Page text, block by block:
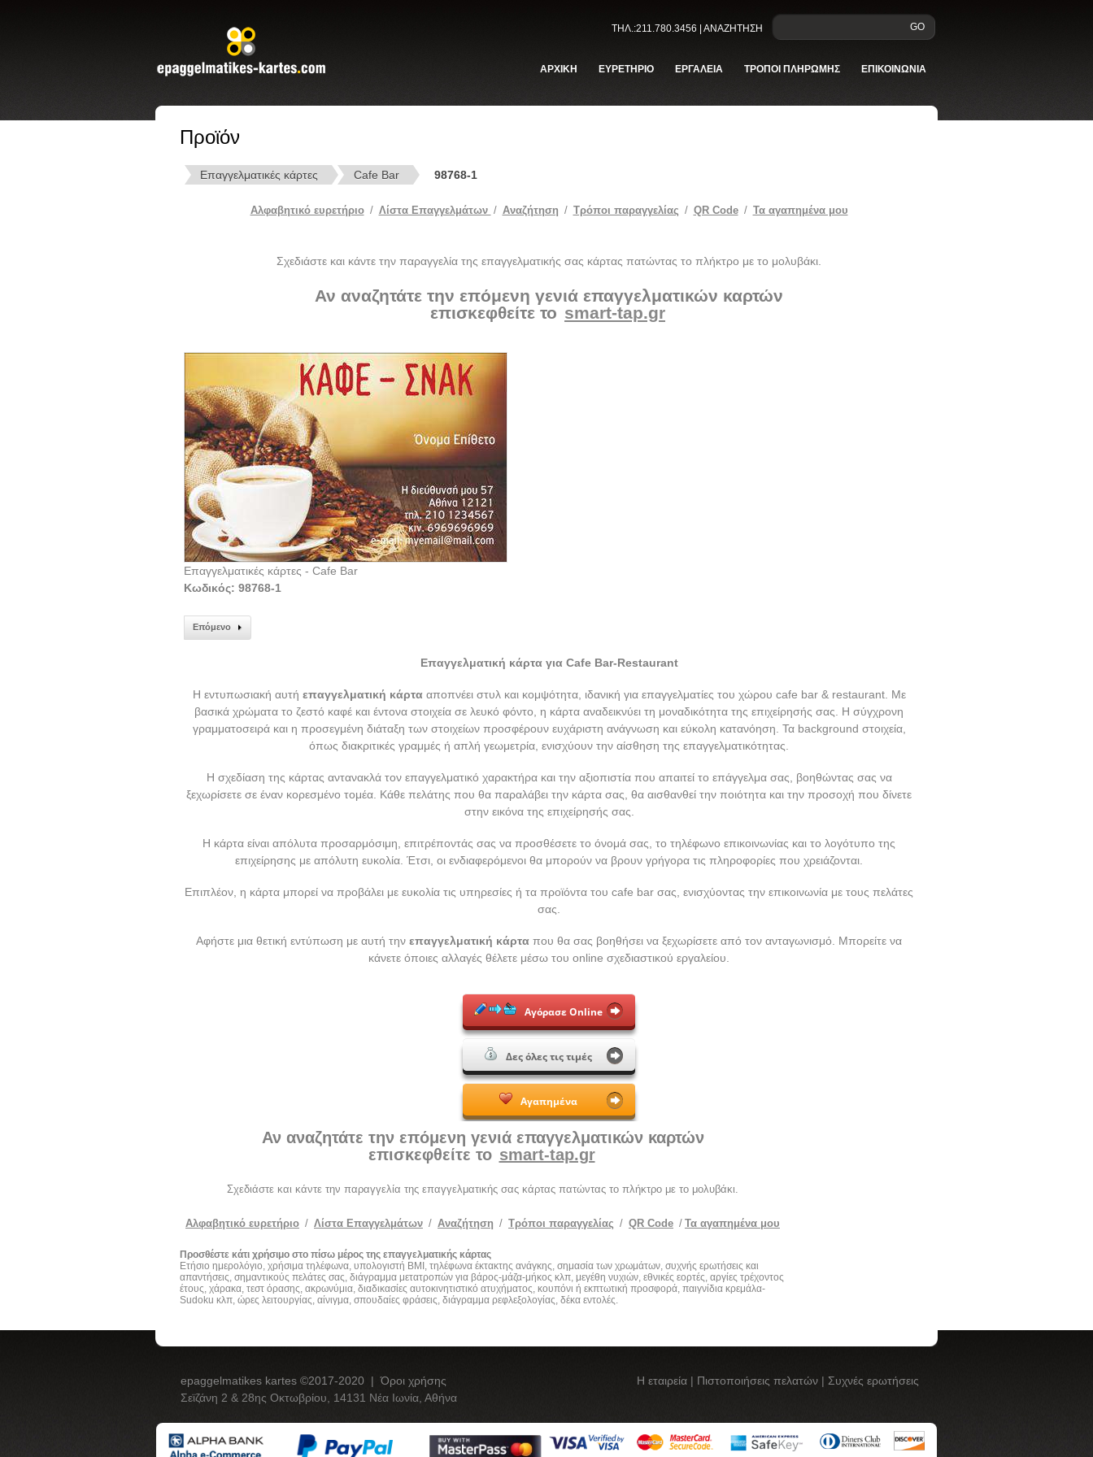
GO
ΤΗΛ.:211.780.3456 | ΑΝΑΖΗΤΗΣΗ
ΑΡΧΙΚΗ ΕΥΡΕΤΗΡΙΟ ΕΡΓΑΛΕΙΑ ΤΡΟΠΟΙ ΠΛΗΡΩΜΗΣ ΕΠΙΚΟΙΝΩΝΙΑ
Προϊόν
Επαγγελματικές κάρτες Cafe Bar 98768-1
Αλφαβητικό ευρετήριο / Λίστα Επαγγελμάτων / Αναζήτηση / Tρόποι παραγγελίας / QR Code / Τα αγαπημένα μου
Σχεδιάστε και κάντε την παραγγελία της επαγγελματικής σας κάρτας πατώντας το πλήκτρο με το μολυβάκι.
Αν αναζητάτε την επόμενη γενιά επαγγελματικών καρτών
επισκεφθείτε το smart-tap.gr
Επαγγελματικές κάρτες - Cafe Bar
Κωδικός: 98768-1
Επόμενο
Επαγγελματική κάρτα για Cafe Bar-Restaurant
Η εντυπωσιακή αυτή επαγγελματική κάρτααποπνέει στυλ και κομψότητα, ιδανική για επαγγελματίες του χώρου cafe bar & restaurant. Με
βασικά χρώματα το ζεστό καφέ και έντονα στοιχεία σε λευκό φόντο, η κάρτα αναδεικνύει τη μοναδικότητα της επιχείρησής σας. Η σύγχρονη
γραμματοσειρά και η προσεγμένη διάταξη των στοιχείων προσφέρουν ευχάριστη ανάγνωση και εύκολη κατανόηση. Τα background στοιχεία,
όπως διακριτικές γραμμές ή απλή γεωμετρία, ενισχύουν την αίσθηση της επαγγελματικότητας.
Η σχεδίαση της κάρτας αντανακλά τον επαγγελματικό χαρακτήρα και την αξιοπιστία που απαιτεί το επάγγελμα σας, βοηθώντας σας να
ξεχωρίσετε σε έναν κορεσμένο τομέα. Κάθε πελάτης που θα παραλάβει την κάρτα σας, θα αισθανθεί την ποιότητα και την προσοχή που δίνετε
στην εικόνα της επιχείρησής σας.
Η κάρτα είναι απόλυτα προσαρμόσιμη, επιτρέποντάς σας να προσθέσετε το όνομά σας, το τηλέφωνο επικοινωνίας και το λογότυπο της
επιχείρησης με απόλυτη ευκολία. Έτσι, οι ενδιαφερόμενοι θα μπορούν να βρουν γρήγορα τις πληροφορίες που χρειάζονται.
Επιπλέον, η κάρτα μπορεί να προβάλει με ευκολία τις υπηρεσίες ή τα προϊόντα του cafe bar σας, ενισχύοντας την επικοινωνία με τους πελάτες
σας.
Αφήστε μια θετική εντύπωση με αυτή την επαγγελματική κάρτα που θα σας βοηθήσει να ξεχωρίσετε από τον ανταγωνισμό. Μπορείτε να
κάνετε όποιες αλλαγές θέλετε μέσω του online σχεδιαστικού εργαλείου.
Αγόρασε Online
Δες όλες τις τιμές
Αγαπημένα
Αν αναζητάτε την επόμενη γενιά επαγγελματικών καρτών
επισκεφθείτε το smart-tap.gr
Σχεδιάστε και κάντε την παραγγελία της επαγγελματικής σας κάρτας πατώντας το πλήκτρο με το μολυβάκι.
Αλφαβητικό ευρετήριο / Λίστα Επαγγελμάτων / Αναζήτηση / Τρόποι παραγγελίας / QR Code / Τα αγαπημένα μου
Προσθέστε κάτι χρήσιμο στο πίσω μέρος της επαγγελματικής κάρτας
Ετήσιο ημερολόγιο, χρήσιμα τηλέφωνα, υπολογιστή BMI, τηλέφωνα έκτακτης ανάγκης, σημασία των χρωμάτων, συχνής ερωτήσεις και
απαντήσεις, σημαντικούς πελάτες σας, διάγραμμα μετατροπών για βάρος-μάζα-μήκος κλπ, μεγέθη νυχιών, εθνικές εορτές, αργίες τρέχοντος
έτους, χάρακα, τεστ όρασης, ακρωνύμια, διαδικασίες αυτοκινητιστικό ατυχήματος, κουπόνι ή εκπτωτική προσφορά, παιγνίδια κρεμάλα-
Sudoku κλπ, ώρες λειτουργίας, αίνιγμα, σπουδαίες φράσεις, διάγραμμα ρεφλεξολογίας, δέκα εντολές.
epaggelmatikes kartes ©2017-2020 | Όροι χρήσης Η εταιρεία | Πιστοποιήσεις πελατών | Συχνές ερωτήσεις
Σεϊζάνη 2 & 28ης Οκτωβρίου, 14131 Νέα Ιωνία, Αθήνα